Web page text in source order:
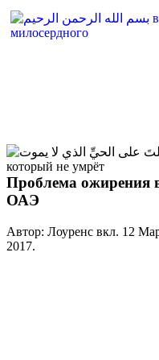
Проблема ожирения
ОАЭ
Автор: Лоуренс вкл. 12
2017.